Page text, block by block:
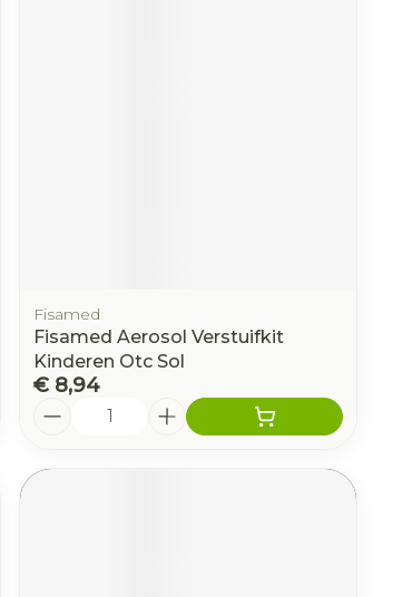
Fisamed
Fisamed Aerosol Verstuifkit
Kinderen Otc Sol
€ 8,94